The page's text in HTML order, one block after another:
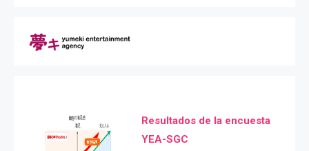
Resultados de la encuesta
YEA-SGC